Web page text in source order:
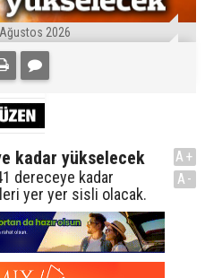
2026
kadar yükselecek
dereceye kadar
yer yer sisli olacak.
A+
A-